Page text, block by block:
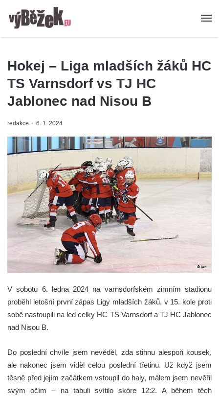
Hokej – Liga mladších žáků HC
TS Varnsdorf vs TJ HC
Jablonec nad Nisou B
redakce 6. 1. 2024
V sobotu 6. ledna 2024 na varnsdorfském zimním stadionu
proběhl letošní první zápas Ligy mladších žáků, v 15. kole proti
sobě nastoupili na led celky HC TS Varnsdorf a TJ HC Jablonec
nad Nisou B.
Do poslední chvíle jsem nevěděl, zda stihnu alespoň kousek,
ale nakonec jsem viděl celou poslední třetinu. Už když jsem
těsně před jejím začátkem vstoupil do haly, málem jsem nevěřil
svým očím – na tabuli svítilo skóre 12:2. A během těch